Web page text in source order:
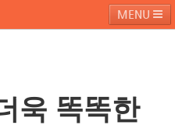
MENU
욱 똑똑한